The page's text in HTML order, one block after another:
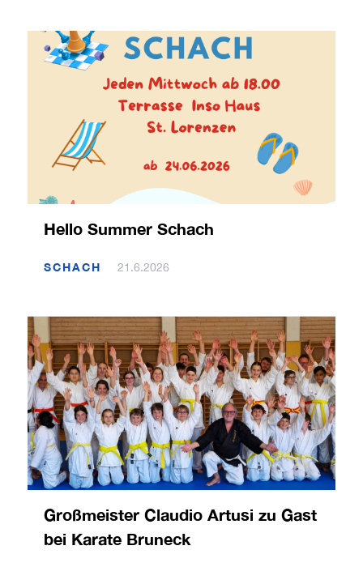
Hello Summer Schach
SCHACH 21.6.2026
Großmeister Claudio Artusi zu Gast
bei Karate Bruneck